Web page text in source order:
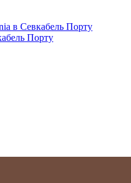
Порту